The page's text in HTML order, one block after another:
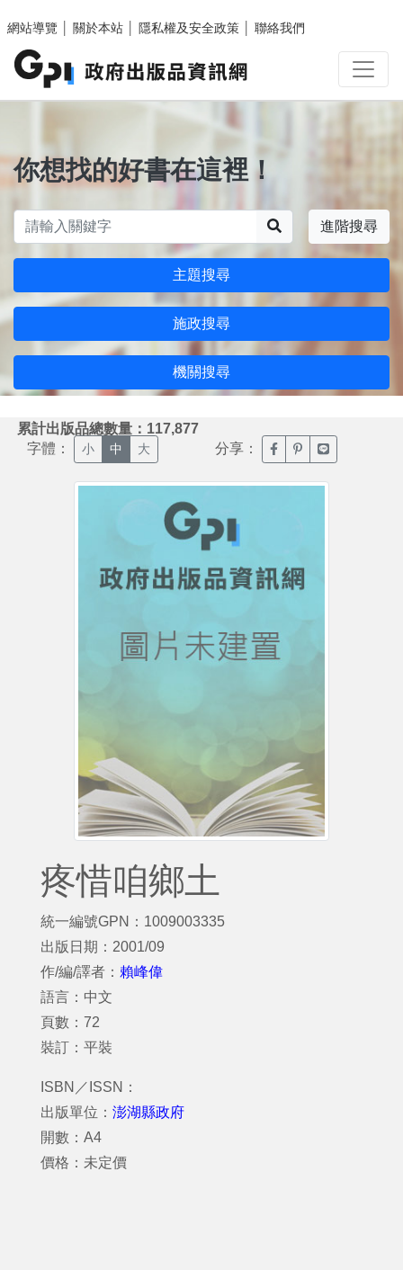
網站導覽
關於本站 隱私權及安全政策 聯絡我們
你想找的好書在這裡！
進階搜尋
主題搜尋
施政搜尋
機關搜尋
累計出版品總數量：117,877
字體： 小 中 大 分享： 臉書分享(另開新視窗)
噗浪分享(另開新
Line分享(另
疼惜咱鄉土
統一編號GPN：1009003335
出版日期：2001/09
作/編/譯者： 賴峰偉
語言：中文
頁數：72
裝訂：平裝
ISBN／ISSN：
出版單位： 澎湖縣政府
開數：A4
價格：未定價